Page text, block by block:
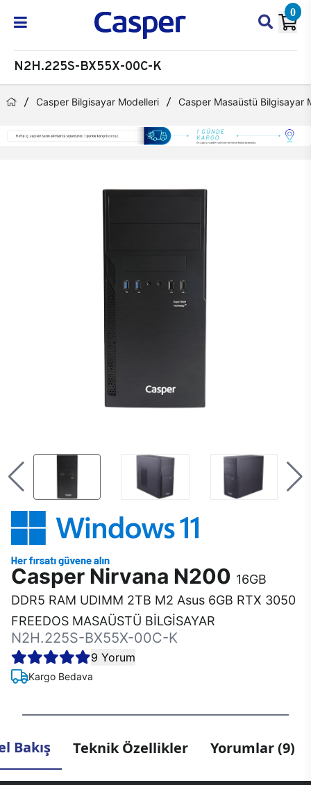
0
N2H.225S-BX55X-00C-K
Casper Bilgisayar Modelleri Casper Masaüstü Bilgisayar
Casper Nirvana N200 16GB
DDR5 RAM UDIMM 2TB M2 Asus 6GB RTX 3050
FREEDOS MASAÜSTÜ BİLGİSAYAR
N2H.225S-BX55X-00C-K
9 Yorum
Kargo Bedava
Bakış Teknik Özellikler Yorumlar (9)